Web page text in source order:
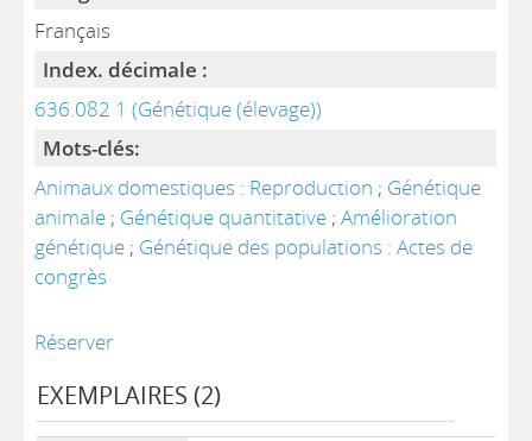
Français
Index. décimale :
636.082 1 (Génétique (élevage))
Mots-clés:
Animaux domestiques : Reproduction ; Génétique
animale ; Génétique quantitative ;Amélioration
génétique ; Génétique des populations : Actes de
congrès
Réserver
EXEMPLAIRES (2)